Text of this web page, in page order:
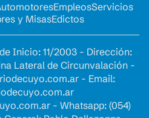
EmpleosServicios
y MisasEdictos
Inicio: 11/2003 - Dirección:
Lateral de Circunvalación -
- Email:
- Whatsapp: (054)